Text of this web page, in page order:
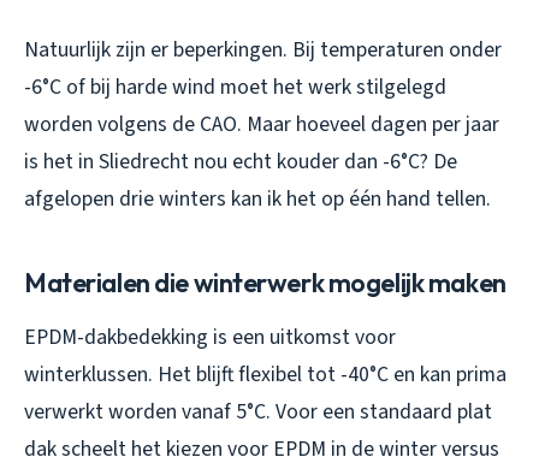
Natuurlijk zijn er beperkingen. Bij temperaturen onder
-6°C of bij harde wind moet het werk stilgelegd
worden volgens de CAO. Maar hoeveel dagen per jaar
is het in Sliedrecht nou echt kouder dan -6°C? De
afgelopen drie winters kan ik het op één hand tellen.
Materialen die winterwerk mogelijk maken
EPDM-dakbedekking is een uitkomst voor
winterklussen. Het blijft flexibel tot -40°C en kan prima
verwerkt worden vanaf 5°C. Voor een standaard plat
dak scheelt het kiezen voor EPDM in de winter versus